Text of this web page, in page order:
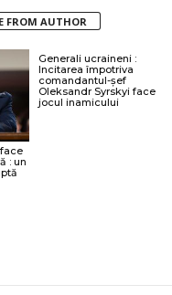
FROM AUTHOR
: un
Generali ucraineni :
Incitarea împotriva
comandantul-șef
Oleksandr Syrskyi face
jocul inamicului